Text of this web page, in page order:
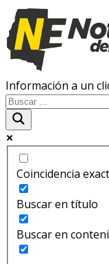
Información a un
Coincidencia
Buscar en título
Buscar en